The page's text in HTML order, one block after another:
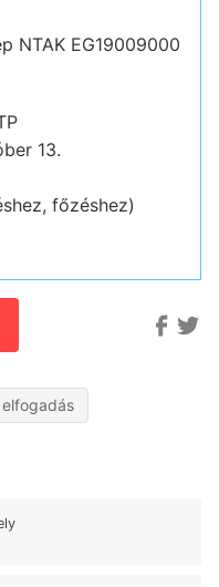
NTAK EG19009000
13.
főzéshez)